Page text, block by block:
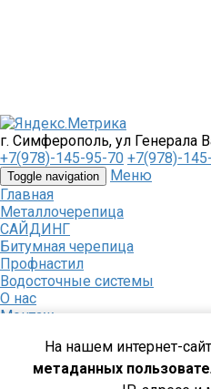
г. Симферополь, ул Генерала
+7(978)-145-95-70 +7(978)-
Toggle navigation
Меню
Главная
Металлочерепица
САЙДИНГ
Битумная черепица
Профнастил
Водосточные системы
О нас
Монтаж
Наши объекты
Производство
На нашем интернет-
метаданных